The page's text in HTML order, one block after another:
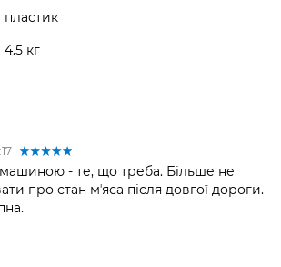
пластик
4.5 кг
- те, що треба. Більше не
про стан мʼяса після довгої дороги.